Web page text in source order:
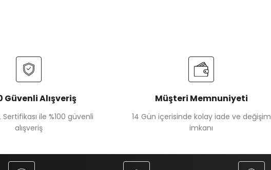
Güvenli Alışveriş
Sertifikası ile %100 güvenli
alışveriş
Müşteri Memnuniyeti
14 Gün içerisinde kolay iade ve değişim
imkanı